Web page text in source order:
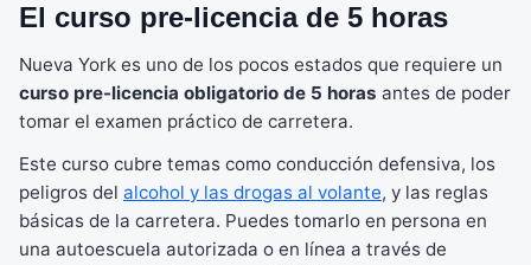
El curso pre-licencia de 5 horas
Nueva York es uno de los pocos estados que requiere un
curso pre-licencia obligatorio de 5 horas antes de poder
tomar el examen práctico de carretera.
Este curso cubre temas como conducción defensiva, los
peligros del alcohol y las drogas al volante, y las reglas
básicas de la carretera. Puedes tomarlo en persona en
una autoescuela autorizada o en línea a través de